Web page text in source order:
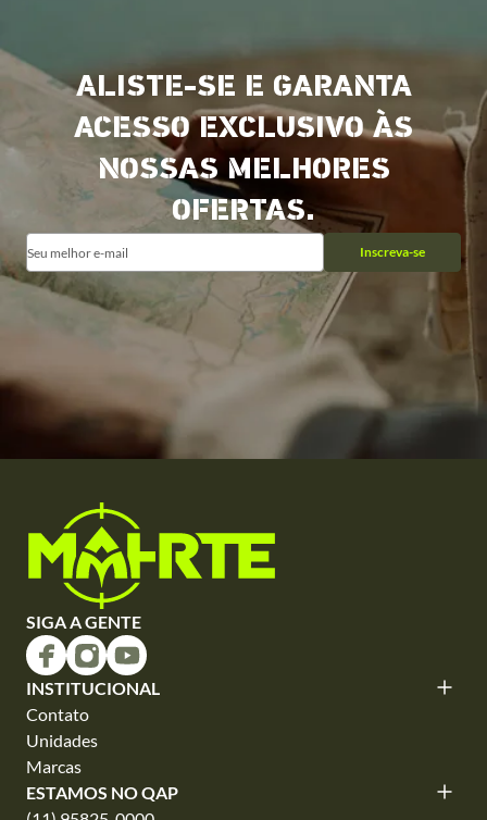
ALISTE-SE E GARANTA
ACESSO EXCLUSIVO ÀS
NOSSAS MELHORES
OFERTAS.
Inscreva-se
SIGA A GENTE
INSTITUCIONAL
Contato
Unidades
Marcas
ESTAMOS NO QAP